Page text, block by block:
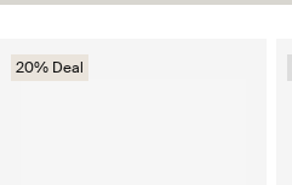
20% Deal